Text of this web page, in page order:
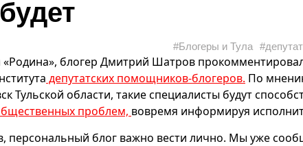
#Блогеры и Тула
блогер Дмитрий Шатров
депутатских помощников-блогеров. По
Тульской области, такие специалисты будут
проблем, вовремя информируя
персональный блог важно вести лично. Мы уже